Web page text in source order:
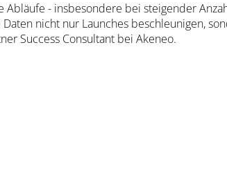
- insbesondere bei steigender
nicht nur Launches beschleunigen,
Success Consultant bei Akeneo.